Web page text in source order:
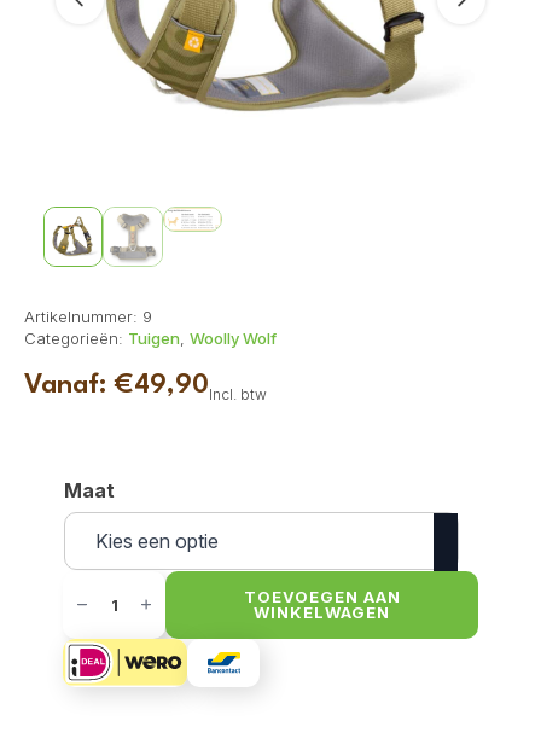
Vorige Volgende
Artikelnummer: 9
Categorieën: Tuigen Woolly Wolf
Vanaf: €49,90Incl. btw
Maat
Wolf
Roam
Tuig
-
Green
TOEVOEGEN AAN
WINKELWAGEN